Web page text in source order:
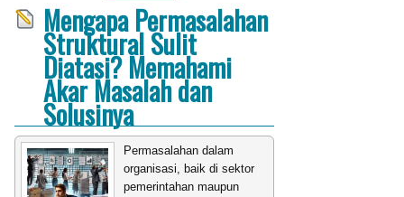
Mengapa Permasalahan
Struktural Sulit
Diatasi? Memahami
Akar Masalah dan
Solusinya
Permasalahan dalam
organisasi, baik di sektor
pemerintahan maupun